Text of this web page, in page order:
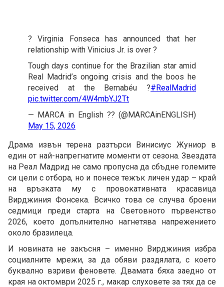
? Virginia Fonseca has announced that her
relationship with Vinicius Jr. is over ?
Tough days continue for the Brazilian star amid
Real Madrid’s ongoing crisis and the boos he
received at the Bernabéu ?#RealMadrid
pic.twitter.com/4W4mbYJ2Tt
— MARCA in English ?? (@MARCAinENGLISH)
May 15, 2026
Драма извън терена разтърси Винисиус Жуниор в
един от най-напрегнатите моменти от сезона. Звездата
на Реал Мадрид не само пропусна да сбъдне големите
си цели с отбора, но и понесе тежък личен удар – край
на връзката му с провокативната красавица
Вирджиния Фонсека. Всичко това се случва броени
седмици преди старта на Световното първенство
2026, което допълнително нагнетява напрежението
около бразилеца.
И новината не закъсня – именно Вирджиния избра
социалните мрежи, за да обяви раздялата, с което
буквално взриви феновете. Двамата бяха заедно от
края на октомври 2025 г., макар слуховете за тях да се